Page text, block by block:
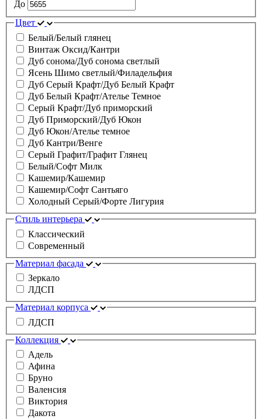
До
Цвет
Белый/Белый глянец
Винтаж Оксид/Кантри
Дуб сонома/Дуб сонома светлый
Ясень Шимо светлый/Филадельфия
Дуб Серый Крафт/Дуб Белый Крафт
Дуб Белый Крафт/Ателье Темное
Серый Крафт/Дуб приморский
Дуб Приморский/Дуб Юкон
Дуб Юкон/Ателье темное
Дуб Кантри/Венге
Серый Графит/Графит Глянец
Белый/Софт Милк
Кашемир/Кашемир
Кашемир/Софт Сантьяго
Холодный Серый/Форте Лигурия
Стиль интерьера
Классический
Современный
Материал фасада
Зеркало
ЛДСП
Материал корпуса
ЛДСП
Коллекция
Адель
Афина
Бруно
Валенсия
Виктория
Дакота